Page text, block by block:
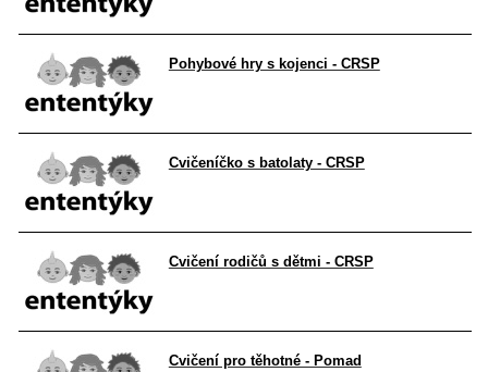
Pohybové hry s kojenci - CRSP
Cvičeníčko s batolaty - CRSP
Cvičení rodičů s dětmi - CRSP
Cvičení pro těhotné - Pomad